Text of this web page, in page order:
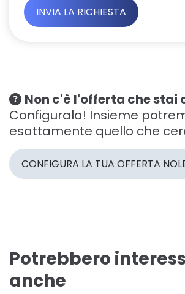
Non c'è l'offerta che stai
Configurala! Insieme
esattamente quello che
CONFIGURA LA TUA OFFERTA
Potrebbero
anche